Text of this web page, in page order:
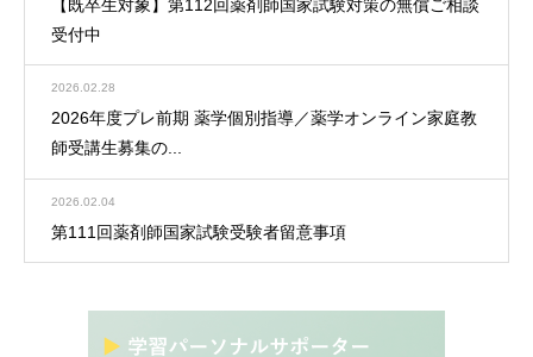
【既卒生対象】第112回薬剤師国家試験対策の無償ご相談
受付中
2026.02.28
2026年度プレ前期 薬学個別指導／薬学オンライン家庭教
師受講生募集の...
2026.02.04
第111回薬剤師国家試験受験者留意事項